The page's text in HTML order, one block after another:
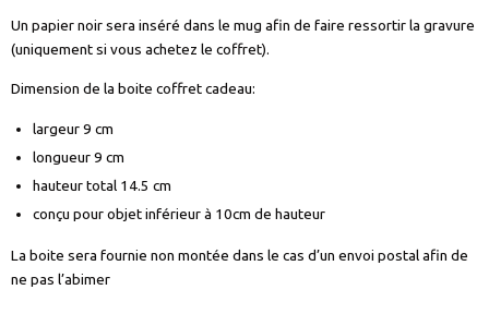
Un papier noir sera inséré dans le mug afin de faire ressortir la gravure
(uniquement si vous achetez le coffret).
Dimension de la boite coffret cadeau:
largeur 9 cm
longueur 9 cm
hauteur total 14.5 cm
conçu pour objet inférieur à 10cm de hauteur
La boite sera fournie non montée dans le cas d’un envoi postal afin de
ne pas l’abimer